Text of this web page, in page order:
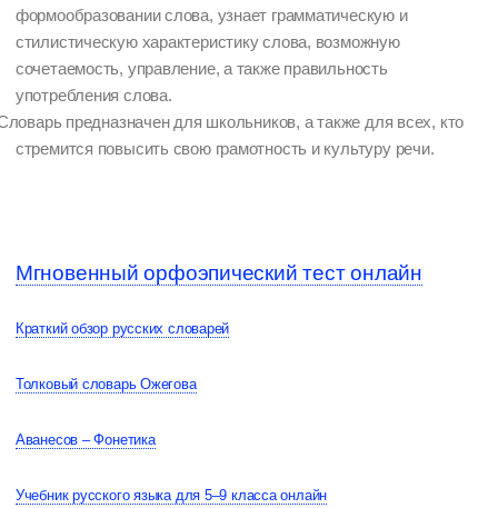
формообразовании слова, узнает грамматическую и
стилистическую характеристику слова, возможную
сочетаемость, управление, а также правильность
употребления слова.
предназначен для школьников, а также для всех, кто
стремится повысить свою грамотность и культуру речи.
Мгновенный орфоэпический тест онлайн
Краткий обзор русских словарей
Толковый словарь Ожегова
Аванесов – Фонетика
Учебник русского языка для 5–9 класса онлайн